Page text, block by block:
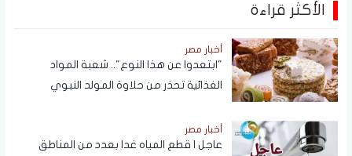
الأكثر قراءة
أخبار مصر
"ابتعدوا عن هذا النوع".. شعبة المواد
الغذائية تحذر من حلاوة المولد النبوي
أخبار مصر
عاجل | قطع المياه غدا بعدد من المناطق